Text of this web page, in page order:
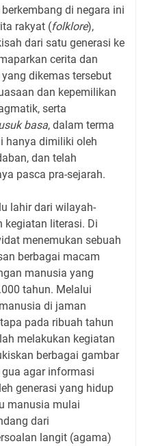
di negara ini
rakyat (folklore),
dari satu generasi ke
cerita dan
dikemas tersebut
dan kepemilikan
serta
basa, dalam terma
hanya dimiliki oleh
dan telah
pasca pra-sejarah.
lahir dari wilayah-
kegiatan literasi. Di
menemukan sebuah
berbagai macam
manusia yang
tahun. Melalui
di jaman
pada ribuah tahun
melakukan kegiatan
berbagai gambar
agar informasi
generasi yang hidup
manusia mulai
dari
langit (agama)